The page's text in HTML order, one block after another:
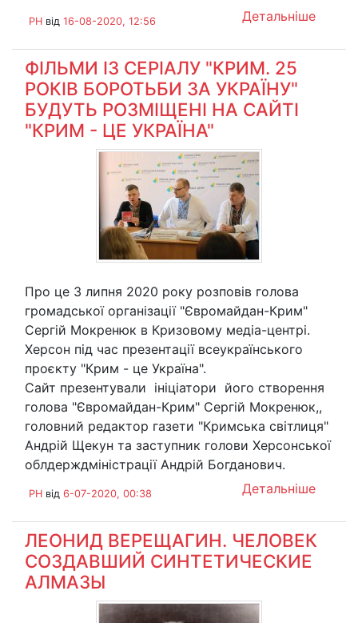
Детальніше
PH від 16-08-2020, 12:56
ФІЛЬМИ ІЗ СЕРІАЛУ "КРИМ. 25
РОКІВ БОРОТЬБИ ЗА УКРАЇНУ"
БУДУТЬ РОЗМІЩЕНІ НА САЙТІ
"КРИМ - ЦЕ УКРАЇНА"
Про це 3 липня 2020 року розповів голова
громадської організації "Євромайдан-Крим"
Сергій Мокренюк в Кризовому медіа-центрі.
Херсон під час презентації всеукраїнського
проєкту "Крим - це Україна".
Сайт презентували ініціатори його створення
голова "Євромайдан-Крим" Сергій Мокренюк,,
головний редактор газети "Кримська світлиця"
Андрій Щекун та заступник голови Херсонської
облдерждміністрації Андрій Богданович.
Детальніше
PH від 6-07-2020, 00:38
ЛЕОНИД ВЕРЕЩАГИН. ЧЕЛОВЕК
СОЗДАВШИЙ СИНТЕТИЧЕСКИЕ
АЛМАЗЫ